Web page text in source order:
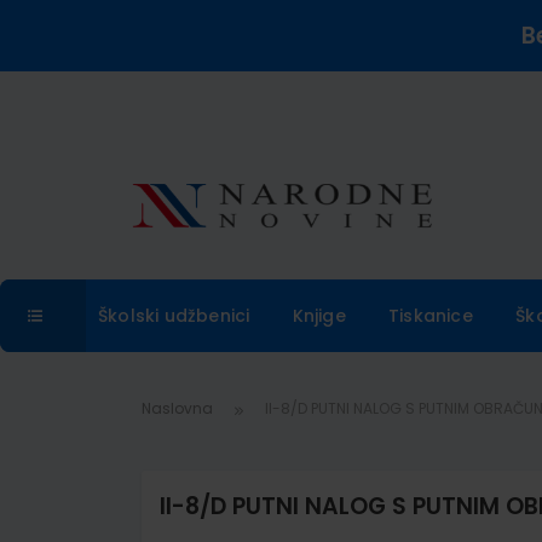
Školski udžbenici Knjige Tiskanice
Naslovna
II-8/D PUTNI NALOG S PUTNIM